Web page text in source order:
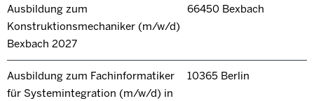
Ausbildung zum
Konstruktionsmechaniker (m/w/d)
Bexbach 2027
66450 Bexbach
Ausbildung zum Fachinformatiker
für Systemintegration (m/w/d) in
10365 Berlin